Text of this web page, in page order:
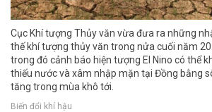
Cục Khí tượng Thủy văn vừa đưa ra những
thế khí tượng thủy văn trong nửa cuối năm
trong đó cảnh báo hiện tượng El Nino có thể
thiếu nước và xâm nhập mặn tại Đồng bằng
tăng trong mùa khô tới.
Biến đổi khí hậu